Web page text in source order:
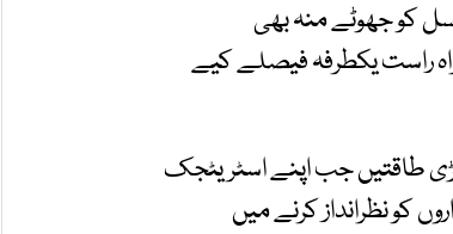
کو جھوٹے منہ بھی
راست یکطرفہ فیصلے کیے
طاقتیں جب اپنے اسٹریٹجک
کو نظرانداز کرنے میں